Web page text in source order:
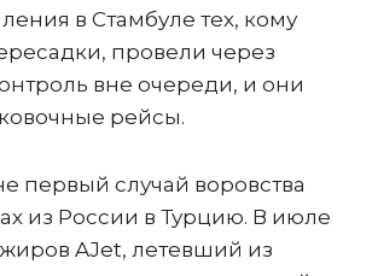
в Стамбуле тех, кому
провели через
вне очереди, и они
рейсы.
первый случай воровства
из России в Турцию. В июле
AJet, летевший из